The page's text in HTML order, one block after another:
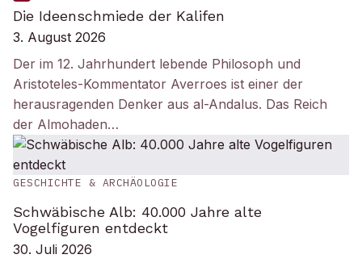
Die Ideenschmiede der Kalifen
3. August 2026
Der im 12. Jahrhundert lebende Philosoph und
Aristoteles-Kommentator Averroes ist einer der
herausragenden Denker aus al-Andalus. Das Reich
der Almohaden…
GESCHICHTE & ARCHÄOLOGIE
Schwäbische Alb: 40.000 Jahre alte
Vogelfiguren entdeckt
30. Juli 2026